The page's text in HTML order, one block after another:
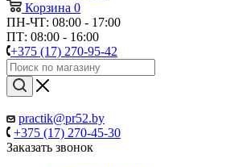
Корзина 0
ПН-ЧТ: 08:00 - 17:00
ПТ: 08:00 - 16:00
+375 (17) 270-95-42
practik@pr52.by
+375 (17) 270-45-30
Заказать звонок